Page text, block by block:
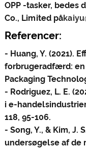
OPP -tasker, bedes
Co., Limited på
Referencer:
- Huang, Y. (2021).
forbrugeradfærd:
Packaging
- Rodriguez, L. E.
i e-
118, 95-106.
- Song, Y., & Kim, J.
undersøgelse af de